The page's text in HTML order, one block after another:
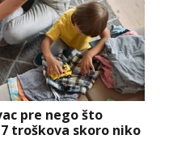
pre nego što
troškova skoro niko